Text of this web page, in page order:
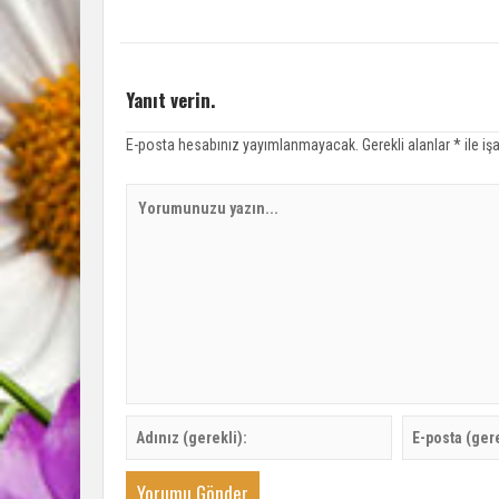
Yanıt verin.
E-posta hesabınız yayımlanmayacak. Gerekli alanlar*ile